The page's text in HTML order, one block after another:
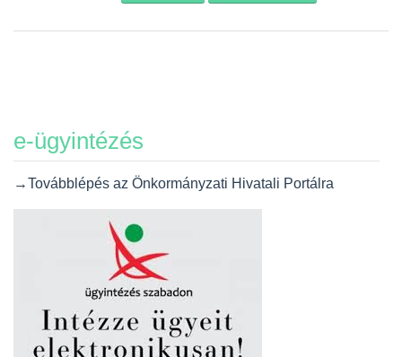
e-ügyintézés
→Továbblépés az Önkormányzati Hivatali Portálra